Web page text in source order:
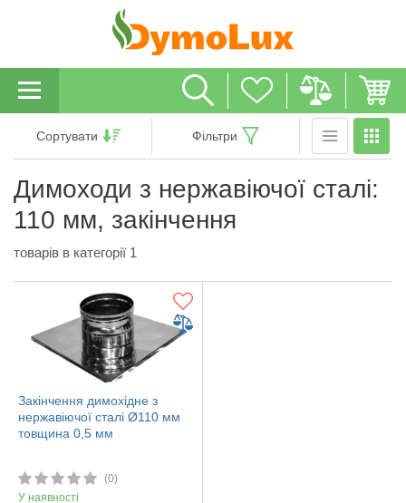
Димоходи з нержавіючої сталі:
110 мм, закінчення
товарів в категорії 1
Сортувати Фільтри
Закінчення димохідне з
нержавіючої сталі Ø110 мм
товщина 0,5 мм
(0)
У наявності